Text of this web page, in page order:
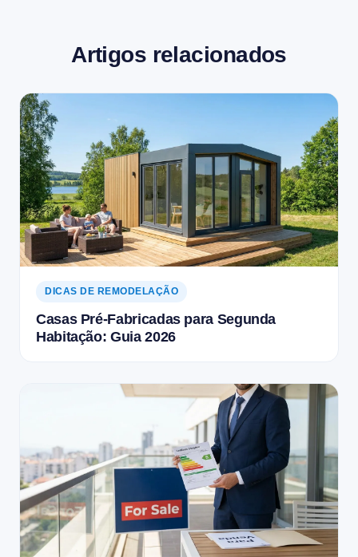
Artigos relacionados
DICAS DE REMODELAÇÃO
Casas Pré-Fabricadas para Segunda
Habitação: Guia 2026